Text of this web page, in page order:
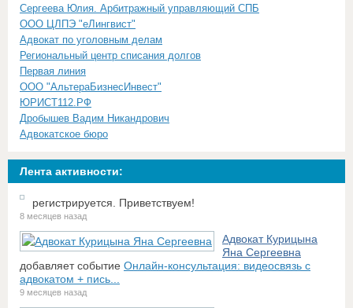
Сергеева Юлия. Арбитражный управляющий СПБ
ООО ЦЛПЭ "еЛингвист"
Адвокат по уголовным делам
Региональный центр списания долгов
Первая линия
ООО "АльтераБизнесИнвест"
ЮРИСТ112.РФ
Дробышев Вадим Никандрович
Адвокатское бюро
Лента активности:
регистрируется. Приветствуем!
8 месяцев назад
Адвокат Курицына
Яна Сергеевна
добавляет событие Онлайн-консультация: видеосвязь с
адвокатом + пись...
9 месяцев назад